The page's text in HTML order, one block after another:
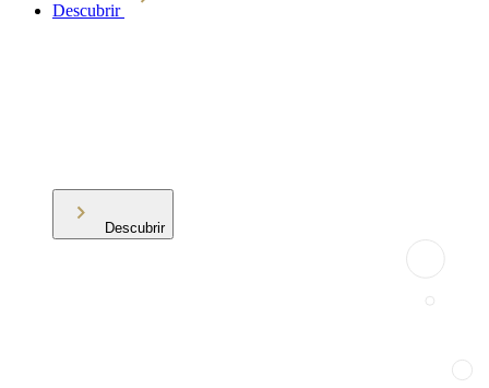
Descubrir
Descubrir